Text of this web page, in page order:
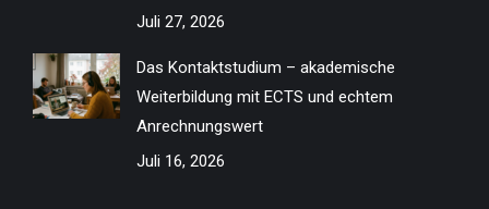
Juli 27, 2026
Das Kontaktstudium – akademische
Weiterbildung mit ECTS und echtem
Anrechnungswert
Juli 16, 2026